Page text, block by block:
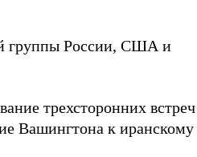
группы России, США и
трехсторонних встреч
Вашингтона к иранскому